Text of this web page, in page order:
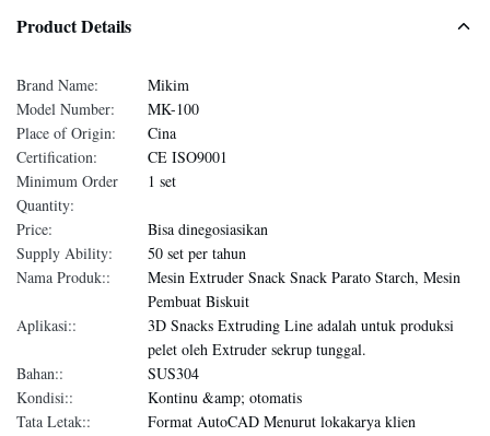
Product Details
Brand Name:
Mikim
Model Number:
MK-100
Place of Origin:
Cina
Certification:
CE ISO9001
Minimum Order
Quantity:
1 set
Price:
Bisa dinegosiasikan
Supply Ability:
50 set per tahun
Nama Produk::
Mesin Extruder Snack Snack Parato Starch, Mesin
Pembuat Biskuit
Aplikasi::
3D Snacks Extruding Line adalah untuk produksi
pelet oleh Extruder sekrup tunggal.
Bahan::
SUS304
Kondisi::
Kontinu &amp; otomatis
Tata Letak::
Format AutoCAD Menurut lokakarya klien